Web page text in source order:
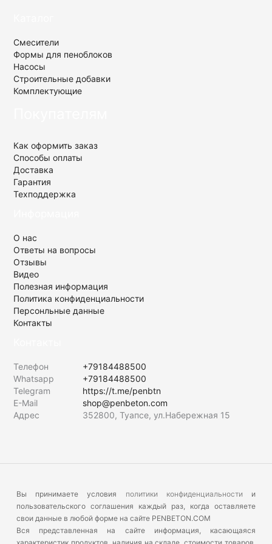
Смесители
Формы для пеноблоков
Насосы
Строительные добавки
Комплектующие
Как оформить заказ
Способы оплаты
Доставка
Гарантия
Техподдержка
О нас
Ответы на вопросы
Отзывы
Видео
Полезная информация
Политика конфиденциальности
Персонльные данные
Контакты
Телефон
+79184488500
Whatsapp
+79184488500
Telegram
https://t.me/penbtn
E-Mail
shop@penbeton.com
Адрес
352800, Туапсе, ул.Набережная 15
Вы принимаете условия политики конфиденциальностии
пользовательского соглашения каждый раз, когда оставляете
свои данные в любой форме на сайте PENBETON.COM
Вся представленная на сайте информация, касающаяся